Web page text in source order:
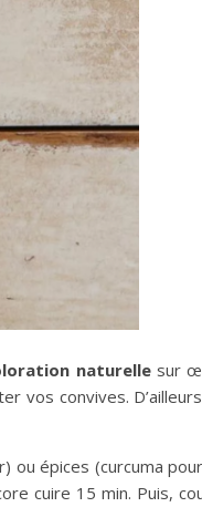
naturellesur
vos convives.
ou épices (curcuma
cuire 15 min. Puis,